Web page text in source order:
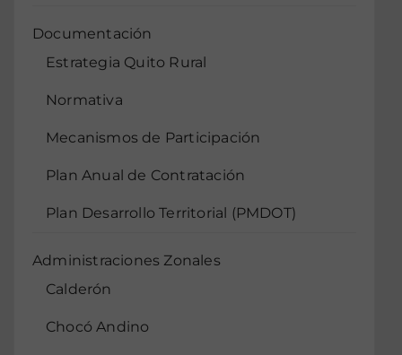
Documentación
Estrategia Quito Rural
Normativa
Mecanismos de Participación
Plan Anual de Contratación
Plan Desarrollo Territorial (PMDOT)
Administraciones Zonales
Calderón
Chocó Andino